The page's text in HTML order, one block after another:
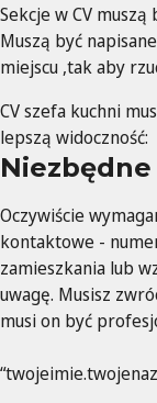
Sekcje w CV
Muszą być
miejscu ,tak aby
CV szefa kuchni
lepszą widoczność:
Oczywiście
kontaktowe -
zamieszkania lub
uwagę. Musisz
musi on być
“